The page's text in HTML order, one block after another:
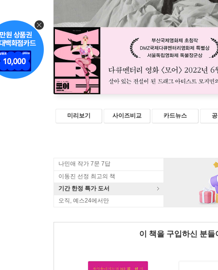
미리보기 사이즈비교 카드뉴스
나민애 작가 7문 7답
이동진 선정 최고의 책
기간 한정 특가 도서
오직, 예스24에서만
이 책을 구입하신 분